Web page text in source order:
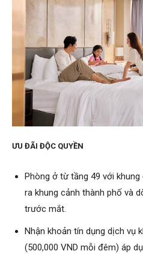
ƯU ĐÃI ĐỘC QUYỀN
Phòng ở từ tầng 49 với
ra khung cảnh thành phố và
trước mắt.
Nhận khoản tín dụng dịch vụ
(500,000 VND mỗi đêm) áp